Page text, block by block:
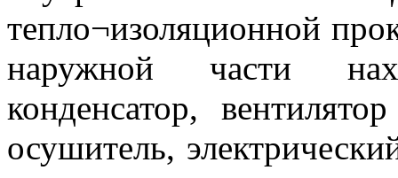
тепло¬изоляционной
наружной части
конденсатор,
осушитель,